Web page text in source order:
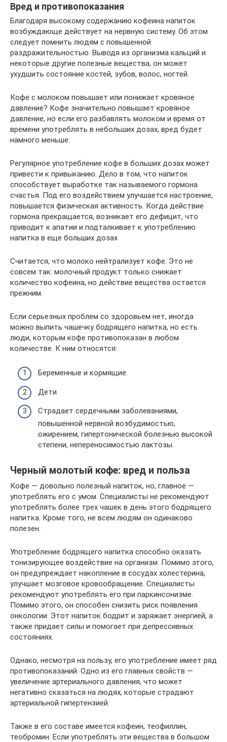
Вред и противопоказания
Благодаря высокому содержанию кофеина напиток
возбуждающе действует на нервную систему. Об этом
следует помнить людям с повышенной
раздражительностью. Выводя из организма кальций и
некоторые другие полезные вещества, он может
ухудшить состояние костей, зубов, волос, ногтей.
Кофе с молоком повышает или понижает кровяное
давление? Кофе значительно повышает кровяное
давление, но если его разбавлять молоком и время от
времени употреблять в небольших дозах, вред будет
намного меньше.
Регулярное употребление кофе в больших дозах может
привести к привыканию. Дело в том, что напиток
способствует выработке так называемого гормона
счастья. Под его воздействием улучшается настроение,
повышается физическая активность. Когда действие
гормона прекращается, возникает его дефицит, что
приводит к апатии и подталкивает к употреблению
напитка в еще больших дозах
Считается, что молоко нейтрализует кофе. Это не
совсем так: молочный продукт только снижает
количество кофеина, но действие вещества остается
прежним.
Если серьезных проблем со здоровьем нет, иногда
можно выпить чашечку бодрящего напитка, но есть
люди, которым кофе противопоказан в любом
количестве. К ним относятся:
Беременные и кормящие.
Дети.
Страдает сердечными заболеваниями,
повышенной нервной возбудимостью,
ожирением, гипертонической болезнью высокой
степени, непереносимостью лактозы.
Черный молотый кофе: вред и польза
Кофе — довольно полезный напиток, но, главное —
употреблять его с умом. Специалисты не рекомендуют
употреблять более трех чашек в день этого бодрящего
напитка. Кроме того, не всем людям он одинаково
полезен.
Употребление бодрящего напитка способно оказать
тонизирующее воздействие на организм. Помимо этого,
он предупреждает накопление в сосудах холестерина,
улучшает мозговое кровообращение. Специалисты
рекомендуют употреблять его при паркинсонизме.
Помимо этого, он способен снизить риск появления
онкологии. Этот напиток бодрит и заряжает энергией, а
также придает силы и помогает при депрессивных
состояниях.
Однако, несмотря на пользу, его употребление имеет ряд
противопоказаний. Одно из его главных свойств —
увеличение артериального давления, что может
негативно сказаться на людях, которые страдают
артериальной гипертензией.
Также в его составе имеется кофеин, теофиллин,
теобромин. Если употреблять эти вещества в большом